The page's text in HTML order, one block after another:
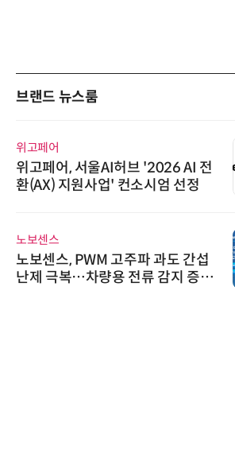
브랜드 뉴스룸
다래전략사업화센터
다래전략사업화센터, 'BIO USA 2
026'서 글로벌 빅파마와의 비즈니
에이블스토어
시놀로지, 1U 백업 어플라이언스
DP5200 출시